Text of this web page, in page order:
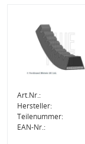
Art.Nr.:
Hersteller:
Teilenummer:
EAN-Nr.: